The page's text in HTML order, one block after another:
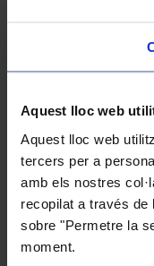
Aquest lloc web
Aquest lloc web
tercers per a
amb els nostres
recopilat a través de
sobre "Permetre la
moment.